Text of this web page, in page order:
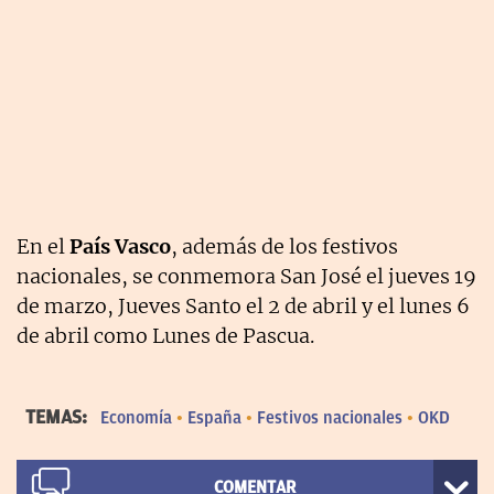
En elPaís Vasco, además de los festivos
nacionales, se conmemora San José el jueves 19
de marzo, Jueves Santo el 2 de abril y el lunes 6
de abril como Lunes de Pascua.
TEMAS: Economía España Festivos nacionales OKD
COMENTAR